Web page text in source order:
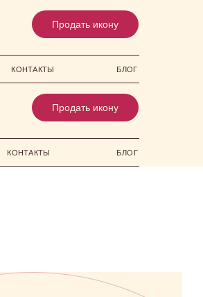
Продать икону
КОНТАКТЫ БЛОГ
БЛОГ
Продать икону
КОНТАКТЫ